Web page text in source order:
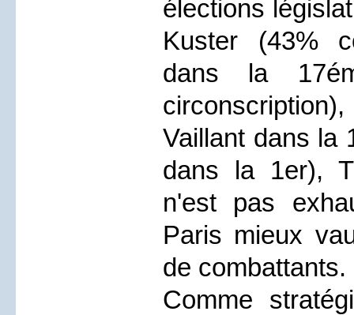
élections
Kuster (43%
dans la
Vaillant dans la
dans la 1er),
n'est pas
Paris mieux
de combattants.
Comme